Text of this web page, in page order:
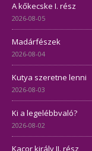
A kőkecske I. rész
2026-08-05
Madárfészek
2026-08-04
Kutya szeretne lenni
2026-08-03
Ki a legelébbvaló?
2026-08-02
Kacor király II. rész